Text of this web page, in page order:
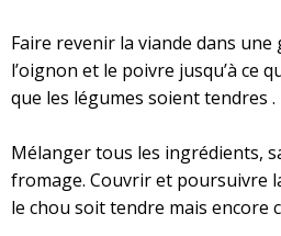
Faire revenir la viande dans une
l’oignon et le poivre jusqu’à ce
que les légumes soient tendres .
Mélanger tous les ingrédients,
fromage. Couvrir et poursuivre
le chou soit tendre mais encore